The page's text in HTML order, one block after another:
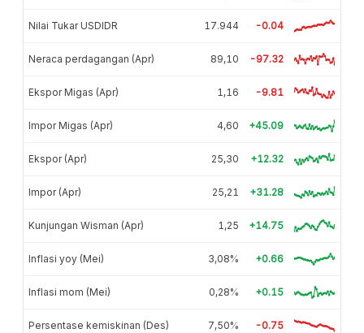
Nilai Tukar USDIDR 17.944 -0.04
Neraca perdagangan (Apr) 89,10 -97.32
Ekspor Migas (Apr) 1,16 -9.81
Impor Migas (Apr) 4,60 +45.09
Ekspor (Apr) 25,30 +12.32
Impor (Apr) 25,21 +31.28
Kunjungan Wisman (Apr) 1,25 +14.75
Inflasi yoy (Mei) 3,08% +0.66
Inflasi mom (Mei) 0,28% +0.15
Persentase kemiskinan (Des) 7,50% -0.75